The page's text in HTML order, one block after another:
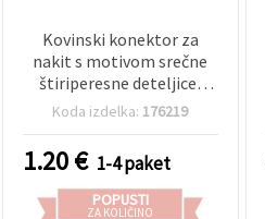
Kovinski konektor za
nakit s motivom srečne
štiriperesne deteljice,
zelen emajl, srebrne
zanki 1,5 mm, 5 kos.
Koda izdelka: 176219
1.20€ 1-4 paket
POPUSTI
ZA KOLIČINO